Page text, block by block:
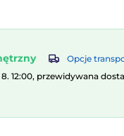
Opcje
12:00, przewidywana